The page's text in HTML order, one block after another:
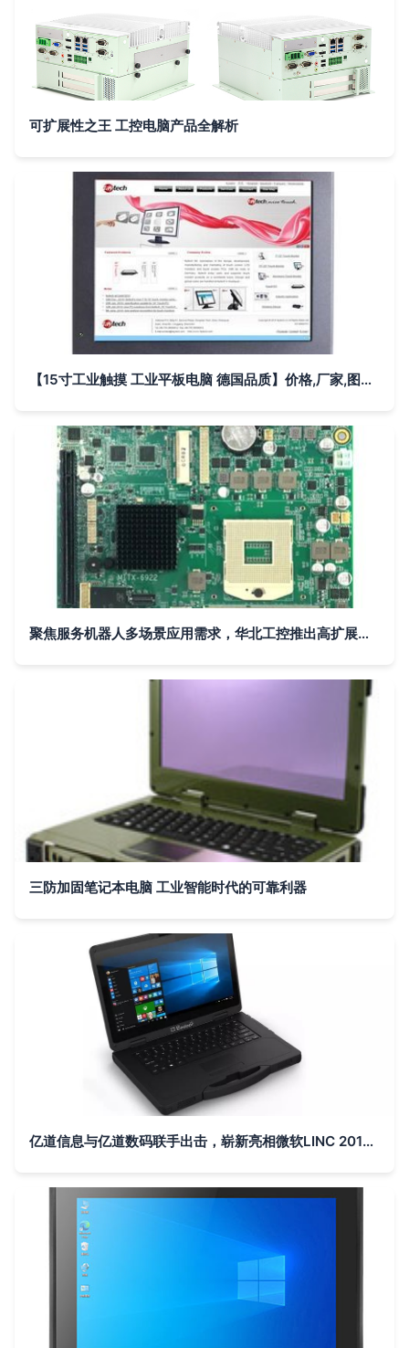
可扩展性之王 工控电脑产品全解析
【15寸工业触摸 工业平板电脑 德国品质】价格,厂家,图片,工控电脑产品,深圳市飞帆泰科技-
聚焦服务机器人多场景应用需求，华北工控推出高扩展计算机硬件方案
三防加固笔记本电脑 工业智能时代的可靠利器
亿道信息与亿道数码联手出击，崭新亮相微软LINC 2019泰国曼谷展会